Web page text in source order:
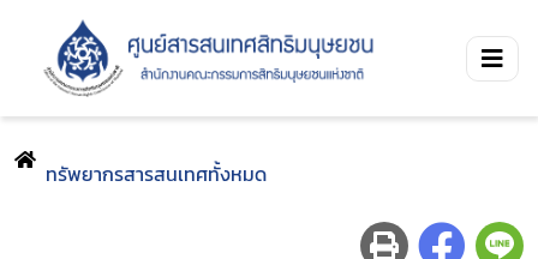
ทรัพยากรสารสนเทศทั้งหมด